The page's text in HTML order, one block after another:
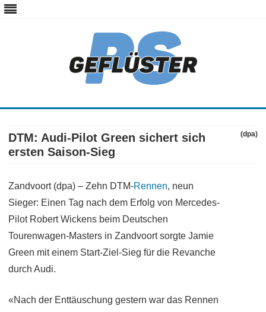
Skip
content
DTM: Audi-Pilot Green sichert sich
ersten Saison-Sieg
(dpa)
Zandvoort (dpa) – Zehn DTM-Rennen, neun
Sieger: Einen Tag nach dem Erfolg von Mercedes-
Pilot Robert Wickens beim Deutschen
Tourenwagen-Masters in Zandvoort sorgte Jamie
Green mit einem Start-Ziel-Sieg für die Revanche
durch Audi.
«Nach der Enttäuschung gestern war das Rennen